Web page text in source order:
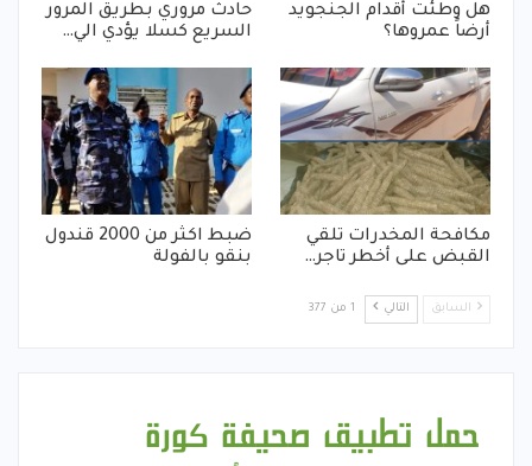
هل وطئت أقدام الجنجويد
أرضاً عمروها؟
حادث مروري بطريق المرور
السريع كسلا يؤدي الي…
مكافحة المخدرات تلقي
القبض على أخطر تاجر…
ضبط اكثر من 2000 قندول
بنقو بالفولة
السابق التالي 1 من 377